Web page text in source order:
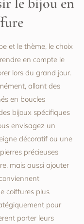
et le thème, le choix
en compte le
lors du grand jour.
allant des
en boucles
bijoux spécifiques
envisagez un
décoratif ou une
précieuses
mais aussi ajouter
coiffures plus
pour
porter leurs